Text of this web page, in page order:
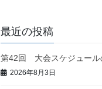
最近の投稿
第42回 大会スケジュール
2026年8月3日